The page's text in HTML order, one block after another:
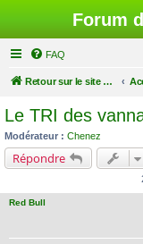
Forum
FAQ
Retour sur le site du Triathlon
Le TRI des
Modérateur : Chenez
Répondre
Red Bull